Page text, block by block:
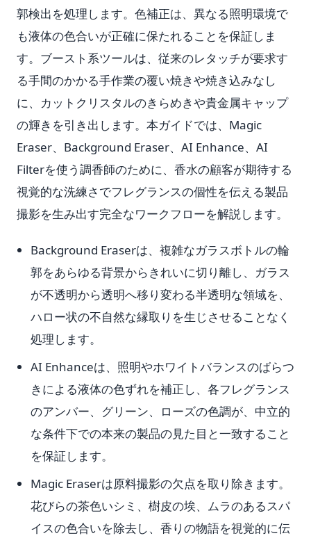
郭検出を処理します。色補正は、異なる照明環境で
も液体の色合いが正確に保たれることを保証しま
す。ブースト系ツールは、従来のレタッチが要求す
る手間のかかる手作業の覆い焼きや焼き込みなし
に、カットクリスタルのきらめきや貴金属キャップ
の輝きを引き出します。本ガイドでは、Magic
Eraser、Background Eraser、AI Enhance、AI
Filterを使う調香師のために、香水の顧客が期待する
視覚的な洗練さでフレグランスの個性を伝える製品
撮影を生み出す完全なワークフローを解説します。
Background Eraserは、複雑なガラスボトルの輪
郭をあらゆる背景からきれいに切り離し、ガラス
が不透明から透明へ移り変わる半透明な領域を、
ハロー状の不自然な縁取りを生じさせることなく
処理します。
AI Enhanceは、照明やホワイトバランスのばらつ
きによる液体の色ずれを補正し、各フレグランス
のアンバー、グリーン、ローズの色調が、中立的
な条件下での本来の製品の見た目と一致すること
を保証します。
Magic Eraserは原料撮影の欠点を取り除きます。
花びらの茶色いシミ、樹皮の埃、ムラのあるスパ
イスの色合いを除去し、香りの物語を視覚的に伝